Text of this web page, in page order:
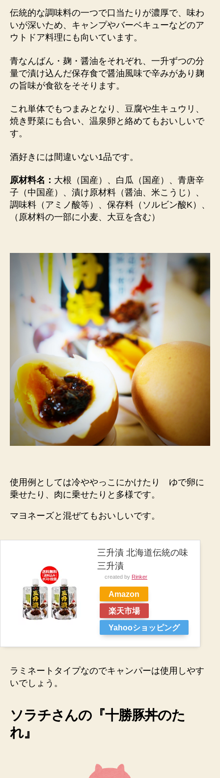
伝統的な調味料の一つで口当たりが濃厚で、味わ
いが深いため、キャンプやバーベキューなどのア
ウトドア料理にも向いています。
青なんばん・麹・醤油をそれぞれ、一升ずつの分
量で漬け込んだ保存食で醤油風味で辛みがあり麹
の旨味が食欲をそそります。
これ単体でもつまみとなり、豆腐や生キュウリ、
焼き野菜にも合い、温泉卵と絡めてもおいしいで
す。
酒好きには間違いない1品です。
原材料名： 大根（国産）、白瓜（国産）、青唐辛
子（中国産）、漬け原材料（醤油、米こうじ）、
調味料（アミノ酸等）、保存料（ソルビン酸K）、
（原材料の一部に小麦、大豆を含む）
使用例としては冷ややっこにかけたり ゆで卵に
乗せたり、肉に乗せたりと多様です。
マヨネーズと混ぜてもおいしいです。
三升漬 北海道伝統の味
三升漬
created by Rinker
Amazon
楽天市場
Yahooショッピング
ラミネートタイプなのでキャンパーは使用しやす
いでしょう。
ソラチさんの『十勝豚丼のた
れ』